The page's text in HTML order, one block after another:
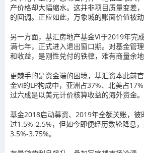
产价格却大幅缩水。这并非项目质量变差
的回调。正应如此，万象城的账面价值被
另一方面，基汇房地产基金VI于2019年完
满七年，正式进入退出窗口期。对基金管
和收益，是刚性兑付的铁律，难有商量余地
更棘手的是资金端的困境，基汇资本此前
金VI的LP构成中，亚洲占37%、北美占
过六成是以美元计价核算收益的海外资金。
基金2018启动募资、2019年全额关账，彼
过1.5%-2.5%，但如今即便经历数轮降息
3.5%-3.75%。